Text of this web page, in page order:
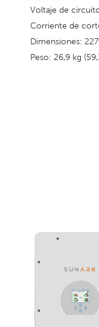
Voltaje de
Corriente de
Dimensiones:
Peso: 26,9 kg